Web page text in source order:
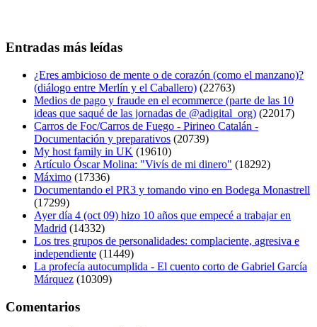
Entradas más leídas
¿Eres ambicioso de mente o de corazón (como el manzano)?
(diálogo entre Merlín y el Caballero) (22763)
Medios de pago y fraude en el ecommerce (parte de las 10
ideas que saqué de las jornadas de @adigital_org) (22017)
Carros de Foc/Carros de Fuego - Pirineo Catalán -
Documentación y preparativos (20739)
My host family in UK (19610)
Artículo Óscar Molina: "Vivís de mi dinero" (18292)
Máximo (17336)
Documentando el PR3 y tomando vino en Bodega Monastrell
(17299)
Ayer día 4 (oct 09) hizo 10 años que empecé a trabajar en
Madrid (14332)
Los tres grupos de personalidades: complaciente, agresiva e
independiente (11449)
La profecía autocumplida - El cuento corto de Gabriel García
Márquez (10309)
Comentarios